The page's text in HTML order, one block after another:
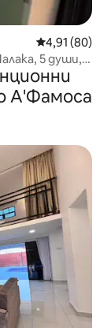
Средна
4,91 (80)
5 души,
А'Фамоса